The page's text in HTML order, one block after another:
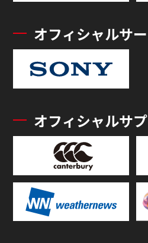
オフィシャルサ
オフィシャルサ